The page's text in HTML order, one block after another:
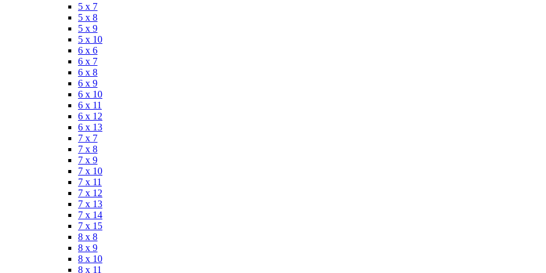
5 x 7
5 x 8
5 x 9
5 x 10
6 x 6
6 x 7
6 x 8
6 x 9
6 x 10
6 x 11
6 x 12
6 x 13
7 x 7
7 x 8
7 x 9
7 x 10
7 x 11
7 x 12
7 x 13
7 x 14
7 x 15
8 x 8
8 x 9
8 x 10
8 x 11